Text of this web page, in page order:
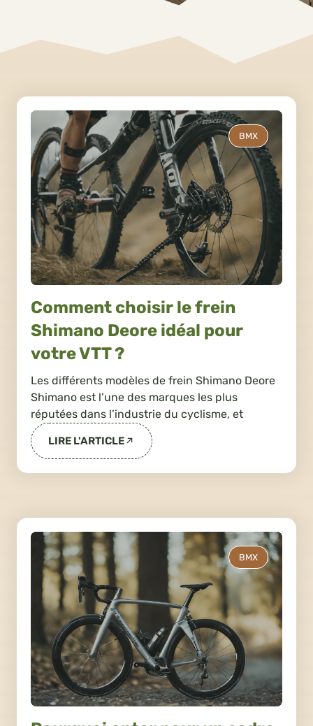
BMX
Comment choisir le frein
Shimano Deore idéal pour
votre VTT ?
Les différents modèles de frein Shimano Deore
Shimano est l’une des marques les plus
réputées dans l’industrie du cyclisme, et
LIRE L'ARTICLE
BMX